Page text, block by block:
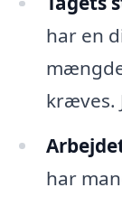
har en
kræves.
har